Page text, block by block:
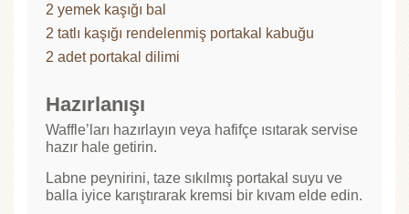
2 yemek kaşığı bal
2 tatlı kaşığı rendelenmiş portakal kabuğu
2 adet portakal dilimi
Hazırlanışı
Waffle’ları hazırlayın veya hafifçe ısıtarak servise
hazır hale getirin.
Labne peynirini, taze sıkılmış portakal suyu ve
balla iyice karıştırarak kremsi bir kıvam elde edin.